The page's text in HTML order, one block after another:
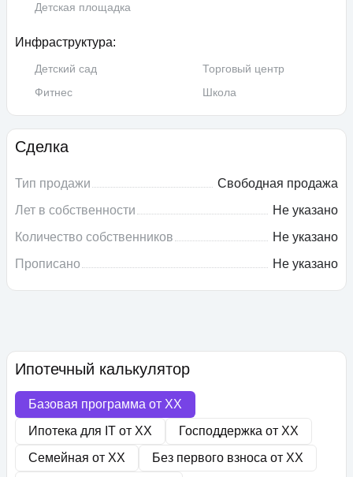
Детская площадка
Инфраструктура:
Детский сад
Торговый центр
Фитнес
Школа
Сделка
Тип продажи
Свободная продажа
Лет в собственности
Не указано
Количество собственников
Не указано
Прописано
Не указано
Ипотечный калькулятор
Базовая программа от XX
Ипотека для IT от XX Господдержка от XX
Семейная от XX Без первого взноса от XX